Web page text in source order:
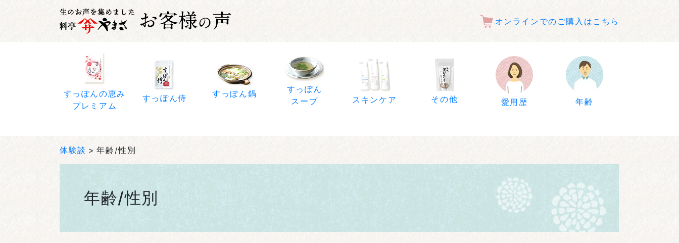
オンラインでのご購入はこちら
すっぽんの恵み
プレミアム
すっぽん侍 すっぽん鍋
すっぽん
スープ
スキンケア その他 愛用歴 年齢
体験談 年齢/性別
年齢/性別